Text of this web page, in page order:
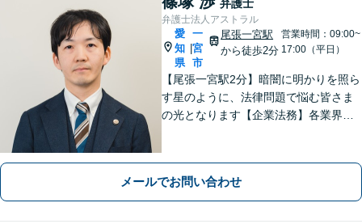
弁護士
弁護士法人アストラル
愛
知
県
|
一
宮
市
尾張一宮駅
から徒歩2分
営業時間：09:00~
17:00（平日）
【尾張一宮駅2分】暗闇に明かりを照ら
す星のように、法律問題で悩む皆さま
の光となります【企業法務】各業界特
拠収集・協議前〜紛争段階、どのフェ
ーズにも対応【完全個室】
メールでお問い合わせ